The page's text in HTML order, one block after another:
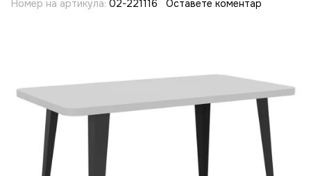
Номер на артикула: 02-221116 Оставете коментар